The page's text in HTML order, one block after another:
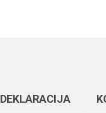
DEKLARACIJA